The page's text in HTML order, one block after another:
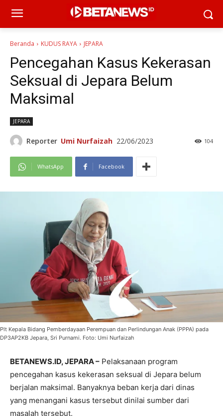
Beranda KUDUS RAYA JEPARA
Pencegahan Kasus Kekerasan
Seksual di Jepara Belum
Maksimal
JEPARA
Reporter Umi Nurfaizah 22/06/2023 104
WhatsApp Facebook
Plt Kepala Bidang Pemberdayaan Perempuan dan Perlindungan Anak (PPPA) pada
DP3AP2KB Jepara, Sri Purnami. Foto: Umi Nurfaizah
BETANEWS.ID, JEPARA – Pelaksanaan program
pencegahan kasus kekerasan seksual di Jepara belum
berjalan maksimal. Banyaknya beban kerja dari dinas
yang menangani kasus tersebut dinilai sumber dari
masalah tersebut.